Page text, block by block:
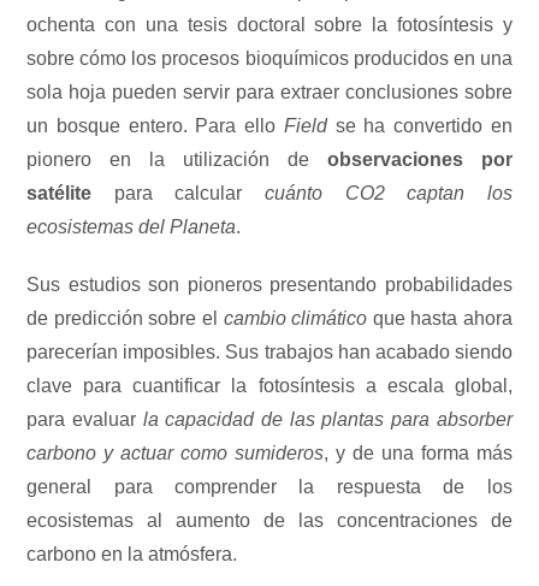
ochenta con una tesis doctoral sobre la fotosíntesis y
sobre cómo los procesos bioquímicos producidos en una
sola hoja pueden servir para extraer conclusiones sobre
un bosque entero. Para ello Fieldse ha convertido en
pionero en la utilización de observaciones por
satélite para calcular cuánto CO2 captan los
ecosistemas del Planeta.
Sus estudios son pioneros presentando probabilidades
de predicción sobre el cambio climático que hasta ahora
parecerían imposibles. Sus trabajos han acabado siendo
clave para cuantificar la fotosíntesis a escala global,
para evaluar la capacidad de las plantas para absorber
carbono y actuar como sumideros, y de una forma más
general para comprender la respuesta de los
ecosistemas al aumento de las concentraciones de
carbono en la atmósfera.